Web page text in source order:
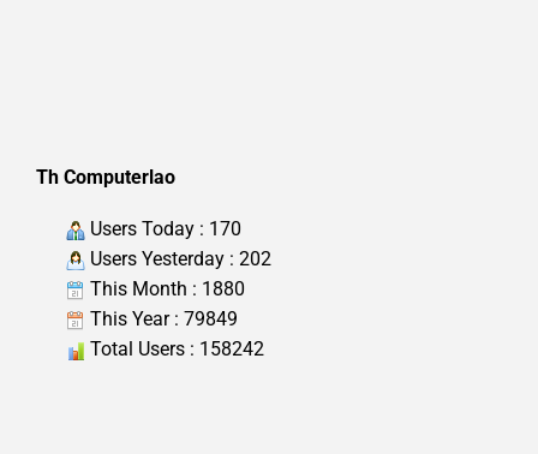
Th Computerlao
Users Today : 170
Users Yesterday : 202
This Month : 1880
This Year : 79849
Total Users : 158242